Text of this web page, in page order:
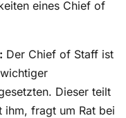
eines Chief of
Der Chief of Staff ist
Dieser teilt
ihm, fragt um Rat bei